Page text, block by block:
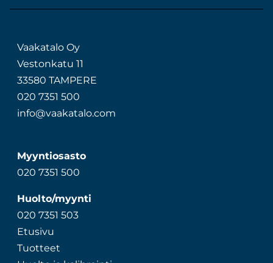
Vaakatalo Oy
Vestonkatu 11
33580 TAMPERE
020 7351 500
info@vaakatalo.com
Myyntiosasto
020 7351 500
Huolto/myynti
020 7351 503
Etusivu
Tuotteet